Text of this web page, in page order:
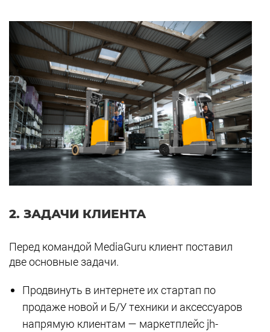
2. ЗАДАЧИ КЛИЕНТА
Перед командой MediaGuru клиент поставил
две основные задачи.
Продвинуть в интернете их стартап по
продаже новой и Б/У техники и аксессуаров
напрямую клиентам — маркетплейс jh-